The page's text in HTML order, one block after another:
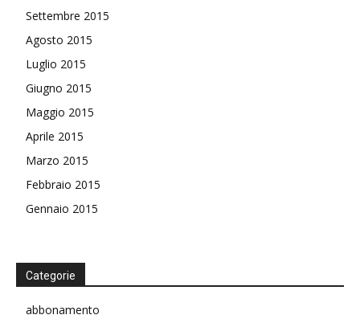
Settembre 2015
Agosto 2015
Luglio 2015
Giugno 2015
Maggio 2015
Aprile 2015
Marzo 2015
Febbraio 2015
Gennaio 2015
Categorie
abbonamento